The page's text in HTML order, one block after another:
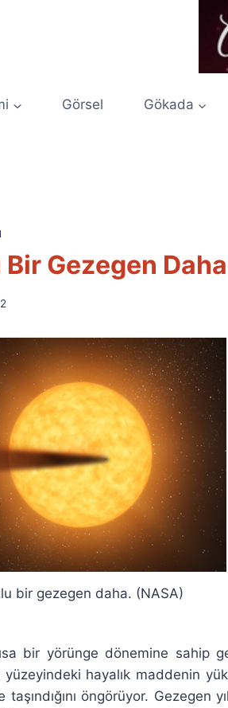
Görsel Gökada
Bir Gezegen
bir gezegen daha. (NASA)
bir yörünge dönemine sahip
yüzeyindeki hayalık maddenin
taşındığını öngörüyor. Gezegen